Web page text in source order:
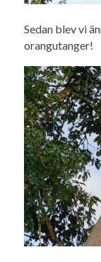
Sedan blev vi
orangutanger!